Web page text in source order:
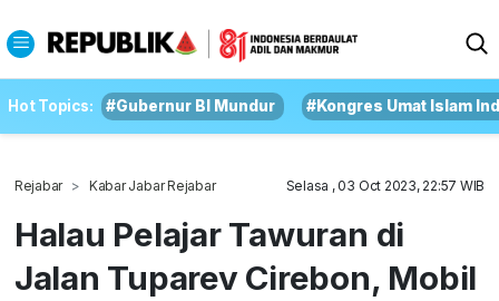
Hot Topics: #Gubernur BI Mundur #Kongres Umat Islam
Rejabar Kabar Jabar Rejabar Selasa , 03 Oct 2023, 22:57 WIB
Halau Pelajar Tawuran di
Jalan Tuparev Cirebon, Mobil